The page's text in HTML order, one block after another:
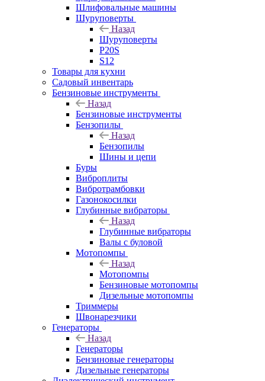
Шлифовальные машины
Шуруповерты
Назад
Шуруповерты
P20S
S12
Товары для кухни
Садовый инвентарь
Бензиновые инструменты
Назад
Бензиновые инструменты
Бензопилы
Назад
Бензопилы
Шины и цепи
Буры
Виброплиты
Вибротрамбовки
Газонокосилки
Глубинные вибраторы
Назад
Глубинные вибраторы
Валы с буловой
Мотопомпы
Назад
Мотопомпы
Бензиновые мотопомпы
Дизельные мотопомпы
Триммеры
Швонарезчики
Генераторы
Назад
Генераторы
Бензиновые генераторы
Дизельные генераторы